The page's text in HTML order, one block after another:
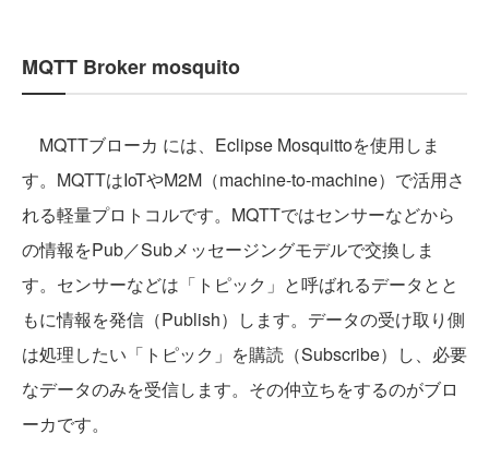
MQTT Broker mosquito
MQTTブローカ には、Eclipse Mosquittoを使用しま
す。MQTTはIoTやM2M（machine-to-machine）で活用さ
れる軽量プロトコルです。MQTTではセンサーなどから
の情報をPub／Subメッセージングモデルで交換しま
す。センサーなどは「トピック」と呼ばれるデータとと
もに情報を発信（Publish）します。データの受け取り側
は処理したい「トピック」を購読（Subscribe）し、必要
なデータのみを受信します。その仲立ちをするのがブロ
ーカです。